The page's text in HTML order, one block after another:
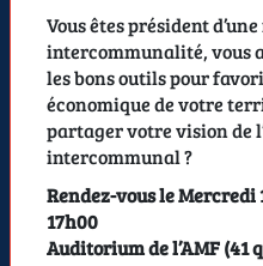
Vous êtes président
intercommunalité, vous
les bons outils pour
économique de votre
partager votre vision de
intercommunal ?
Rendez-vous le Mercredi
17h00
Auditorium de l’AMF (41